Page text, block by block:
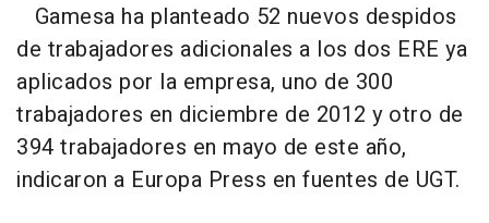
Gamesa ha planteado 52 nuevos despidos
de trabajadores adicionales a los dos ERE ya
aplicados por la empresa, uno de 300
trabajadores en diciembre de 2012 y otro de
394 trabajadores en mayo de este año,
indicaron a Europa Press en fuentes de UGT.